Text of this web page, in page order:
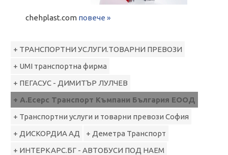
chehplast.com повече »
+ ТРАНСПОРТНИ УСЛУГИ.ТОВАРНИ ПРЕВОЗИ
+ UMI транспортна фирма
+ ПЕГАСУС - ДИМИТЪР ЛУЛЧЕВ
+ А.Есерс Транспорт Къмпани България ЕООД
+ Транспортни услуги и товарни превози София
+ ДИСКОРДИА АД
+ Деметра Транспорт
+ ИНТЕРКАРС.БГ - АВТОБУСИ ПОД НАЕМ